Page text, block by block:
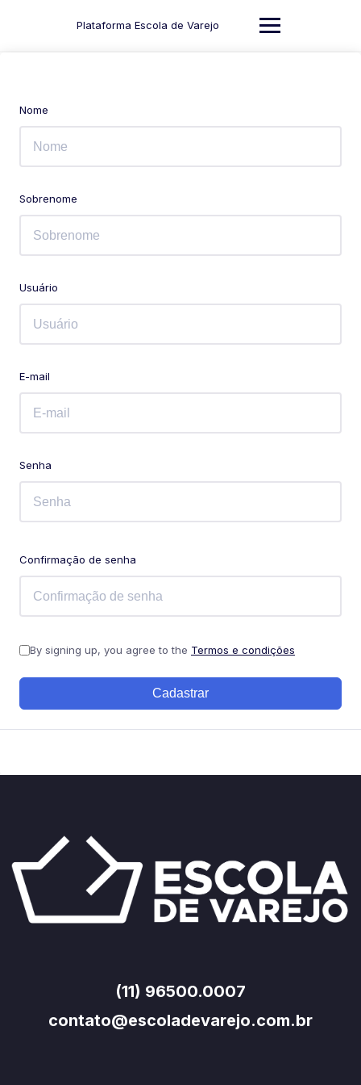
Plataforma Escola de Varejo
Nome
Sobrenome
Usuário
E-mail
Senha
Confirmação de senha
By signing up, you agree to the Termos e condições
Cadastrar
(11) 96500.0007
contato@escoladevarejo.com.br